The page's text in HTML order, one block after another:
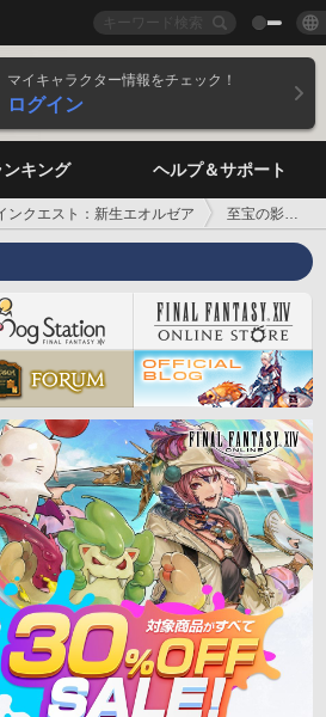
マイキャラクター情報をチェック！
ログイン
ンキング ヘルプ＆サポート
ンクエスト：新生エオルゼア 至宝の影で蠢く闇